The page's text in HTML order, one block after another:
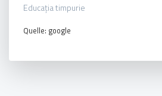
Educația timpurie
Quelle: google